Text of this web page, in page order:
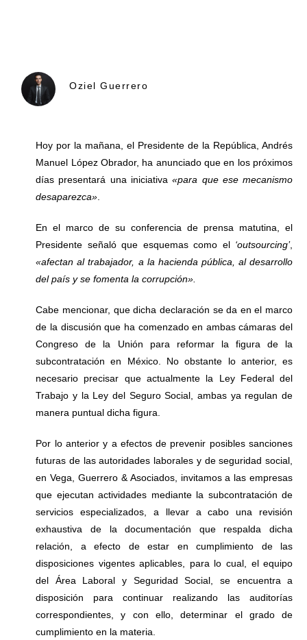
Oziel Guerrero
Hoy por la mañana, el Presidente de la República, Andrés
Manuel López Obrador, ha anunciado que en los próximos
días presentará una iniciativa«para que ese mecanismo
desaparezca»
En el marco de su conferencia de prensa matutina, el
Presidente señaló que esquemas como el ‘outsourcing’,
«afectan al trabajador, a la hacienda pública, al desarrollo
del país y se fomenta la corrupción».
Cabe mencionar, que dicha declaración se da en el marco
de la discusión que ha comenzado en ambas cámaras del
Congreso de la Unión para reformar la figura de la
subcontratación en México. No obstante lo anterior, es
necesario precisar que actualmente la Ley Federal del
Trabajo y la Ley del Seguro Social, ambas ya regulan de
manera puntual dicha figura.
Por lo anterior y a efectos de prevenir posibles sanciones
futuras de las autoridades laborales y de seguridad social,
en Vega, Guerrero & Asociados, invitamos a las empresas
que ejecutan actividades mediante la subcontratación de
servicios especializados, a llevar a cabo una revisión
exhaustiva de la documentación que respalda dicha
relación, a efecto de estar en cumplimiento de las
disposiciones vigentes aplicables, para lo cual, el equipo
del Área Laboral y Seguridad Social, se encuentra a
disposición para continuar realizando las auditorías
correspondientes, y con ello, determinar el grado de
cumplimiento en la materia.